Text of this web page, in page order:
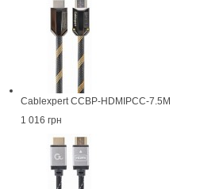
Cablexpert CCBP-HDMIPCC-7.5M
1 016 грн